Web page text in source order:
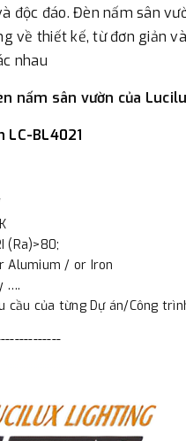
độc đáo. Đèn nấm sân
về thiết kế, từ đơn giản
nhau
nấm sân vườn của
BL4021
(Ra)>80;
/ or Iron
….
cầu của từng Dự án/Công